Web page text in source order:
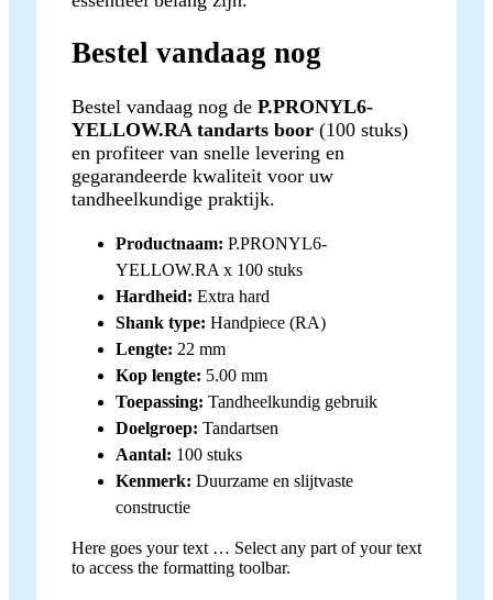
Bestel vandaag nog
Bestel vandaag nog de P.PRONYL6-
YELLOW.RA tandarts boor (100 stuks)
en profiteer van snelle levering en
gegarandeerde kwaliteit voor uw
tandheelkundige praktijk.
Productnaam: P.PRONYL6-
YELLOW.RA x 100 stuks
Hardheid: Extra hard
Shank type: Handpiece (RA)
Lengte: 22 mm
Kop lengte: 5.00 mm
Toepassing: Tandheelkundig gebruik
Doelgroep: Tandartsen
Aantal: 100 stuks
Kenmerk: Duurzame en slijtvaste
constructie
Here goes your text … Select any part of your text
to access the formatting toolbar.